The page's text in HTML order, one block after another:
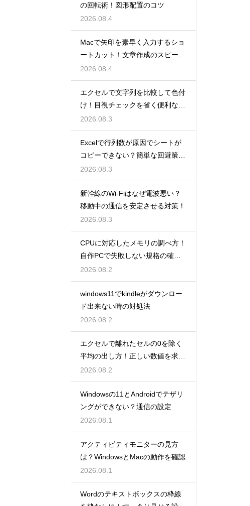
の回転術！図形配置のコツ
2026.08.4
Macで矢印を素早く入力するショ
ートカット！文章作成のスピード
を上げる
2026.08.4
エクセルで文字列を比較して色付
け！目視チェックを省く便利な関
数
2026.08.3
Excelで行列数が原因でシートが
コピーできない？簡単な回避策を
解説
2026.08.3
新幹線のWi-Fiはなぜ電波悪い？
移動中の通信を安定させる対策！
2026.08.3
CPUに対応したメモリの調べ方！
自作PCで失敗しない規格の確認
手順
2026.08.2
windows11でkindleがダウンロー
ド出来ない時の対処法
2026.08.2
エクセルで離れたセルの0を除く
平均の出し方！正しい数値を求め
る！
2026.08.2
Windowsの11とAndroidでテザリ
ングができない？通信の設定
2026.08.1
アクティビティモニターの見方
は？WindowsとMacの動作を確認
2026.08.1
Wordのテキストボックスの枠線